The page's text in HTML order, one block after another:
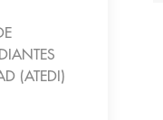
(ATEDI)